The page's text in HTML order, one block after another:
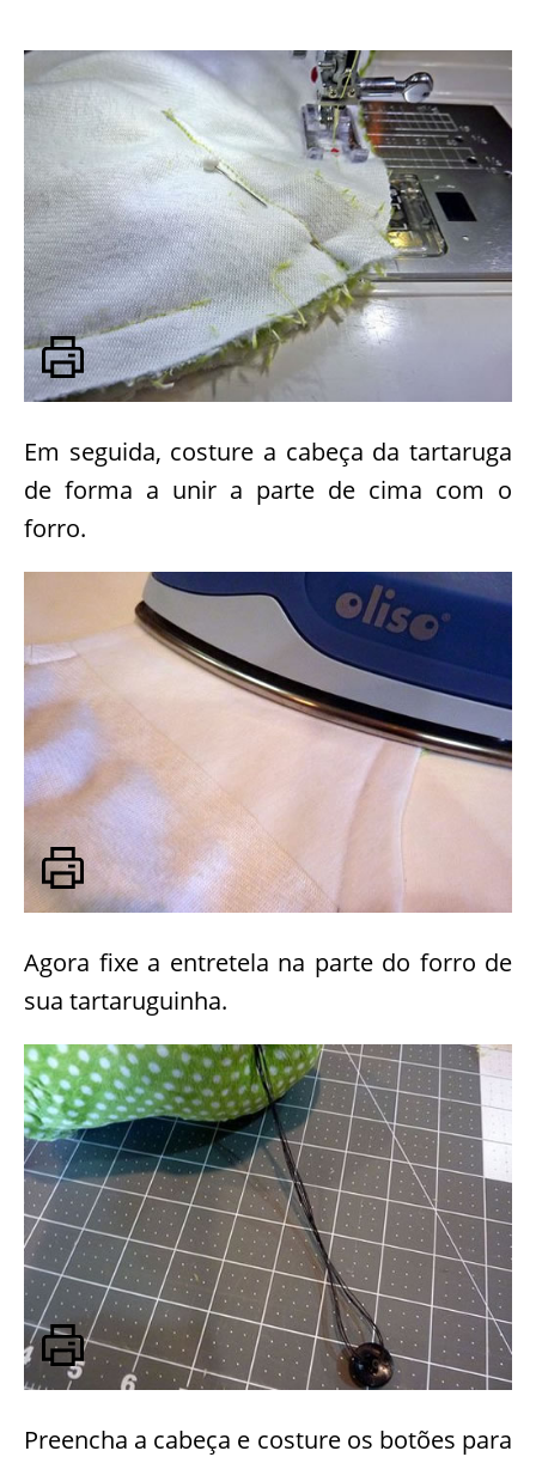
Em seguida, costure a cabeça da tartaruga
de forma a unir a parte de cima com o
forro.
Agora fixe a entretela na parte do forro de
sua tartaruguinha.
Preencha a cabeça e costure os botões para